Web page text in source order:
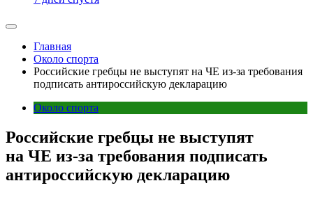
Главная
Около спорта
Российские гребцы не выступят на ЧЕ из-за требования
подписать антироссийскую декларацию
Около спорта
Российские гребцы не выступят
на ЧЕ из-за требования подписать
антироссийскую декларацию